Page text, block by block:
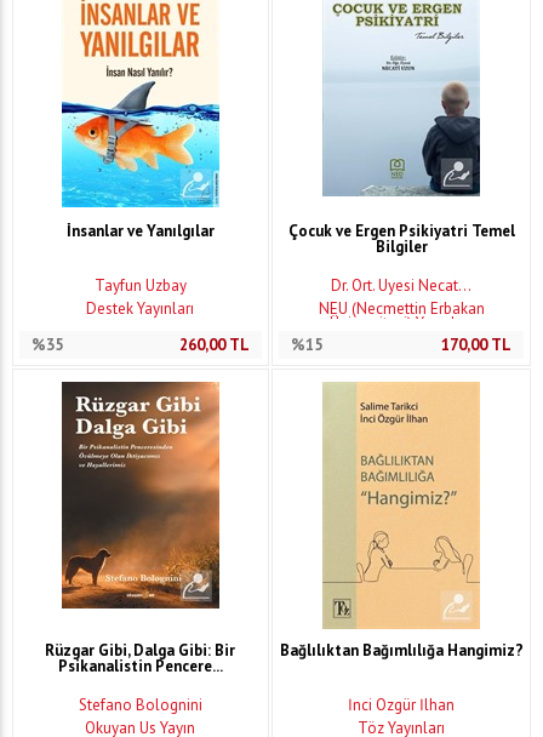
İnsanlar ve Yanılgılar
Tayfun Uzbay
Destek Yayınları
%35
260,00TL
Çocuk ve Ergen Psikiyatri Temel
Bilgiler
Dr. Ört. Üyesi Necat...
NEÜ (Necmettin Erbakan
Üniversitesi) Yayınları
%15
170,00TL
Rüzgar Gibi, Dalga Gibi: Bir
Psikanalistin Pencere...
Stefano Bolognini
Okuyan Us Yayın
Bağlılıktan Bağımlılığa Hangimiz?
İnci Özgür İlhan
Töz Yayınları